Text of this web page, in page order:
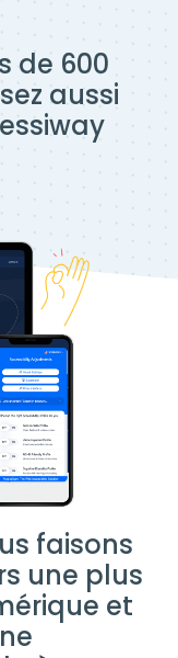
de 600
aussi
faisons
une plus
et